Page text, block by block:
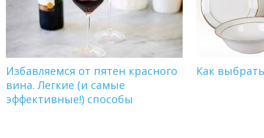
Избавляемся от пятен красного
вина. Легкие (и самые
эффективные!) способы
Как